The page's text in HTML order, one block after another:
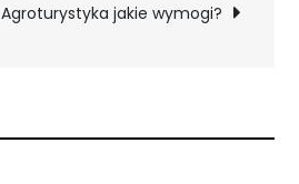
Agroturystyka jakie wymogi?